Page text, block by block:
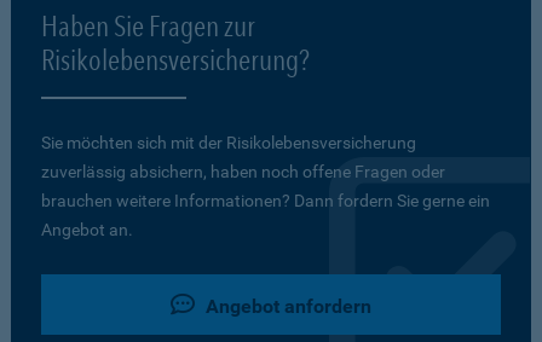
Haben Sie Fragen zur
Risikolebensversicherung?
Sie möchten sich mit der Risikolebensversicherung
zuverlässig absichern, haben noch offene Fragen oder
brauchen weitere Informationen? Dann fordern Sie gerne ein
Angebot an.
Angebot anfordern